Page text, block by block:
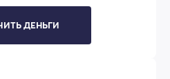
ДЕНЬГИ